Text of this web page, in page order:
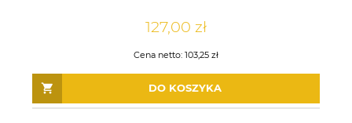
127,00 zł
Cena netto: 103,25 zł
DO KOSZYKA